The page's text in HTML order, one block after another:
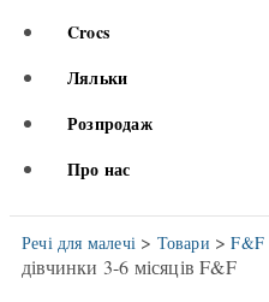
Crocs
Ляльки
Розпродаж
Про нас
Речі для малечі > Товари >F&F
дівчинки 3-6 місяців F&F